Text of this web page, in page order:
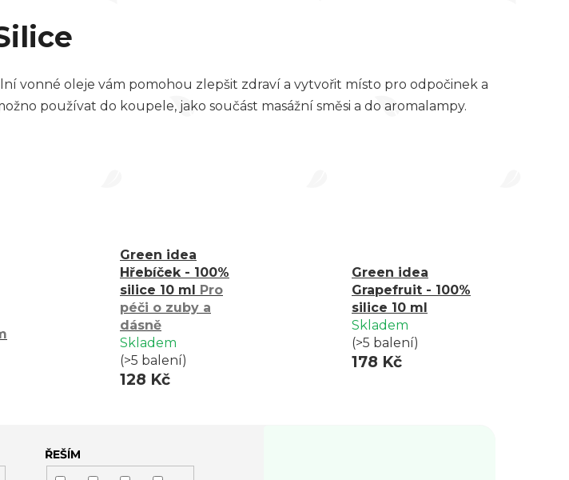
vonné oleje vám pomohou zlepšit zdraví a vytvořit místo pro odpočinek a
používat do koupele, jako součást masážní směsi a do aromalampy.
Green idea
Hřebíček - 100%
silice 10 ml
Pro
péči o zuby a
dásně
Skladem
(>5 balení)
128 Kč
Green idea
Grapefruit - 100%
silice 10 ml
Skladem
(>5 balení)
178 Kč
ŘEŠÍM